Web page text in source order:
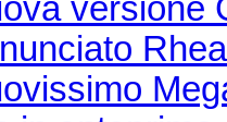
versione